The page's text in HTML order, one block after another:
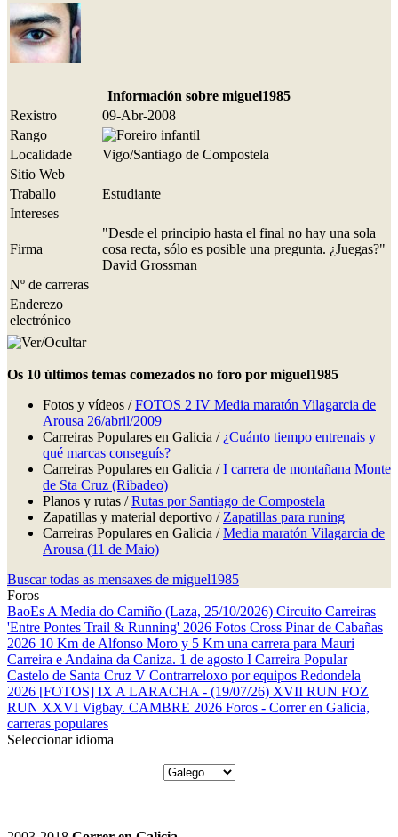
Información sobre miguel1985
Rexistro
09-Abr-2008
Rango
Localidade
Vigo/Santiago de Compostela
Sitio Web
Traballo
Estudiante
Intereses
Firma
"Desde el principio hasta el final no hay una sola
cosa recta, sólo es posible una pregunta. ¿Juegas?"
David Grossman
Nº de carreras
Enderezo
electrónico
Os 10 últimos temas comezados no foro por miguel1985
Fotos y vídeos /FOTOS 2 IV Media maratón Vilagarcia de
Arousa 26/abril/2009
Carreiras Populares en Galicia / ¿Cuánto tiempo entrenais y
qué marcas conseguís?
Carreiras Populares en Galicia /I carrera de montañana Monte
de Sta Cruz (Ribadeo)
Planos y rutas /Rutas por Santiago de Compostela
Zapatillas y material deportivo / Zapatillas para runing
Carreiras Populares en Galicia /Media maratón Vilagarcia de
Arousa (11 de Maio)
Buscar todas as mensaxes de miguel1985
Foros
BaoEs A Media do Camiño (Laza, 25/10/2026) Circuito Carreiras
'Entre Pontes Trail & Running' 2026 Fotos Cross Pinar de Cabañas
2026 10 Km de Alfonso Moro y 5 Km una carrera para Mauri
Carreira e Andaina da Caniza. 1 de agosto I Carreira Popular
Castelo de Santa Cruz V Contrarreloxo por equipos Redondela
2026 [FOTOS] IX A LARACHA - (19/07/26) XVII RUN FOZ
RUN XXVI Vigbay. CAMBRE 2026 Foros - Correr en Galicia,
carreras populares
Seleccionar idioma